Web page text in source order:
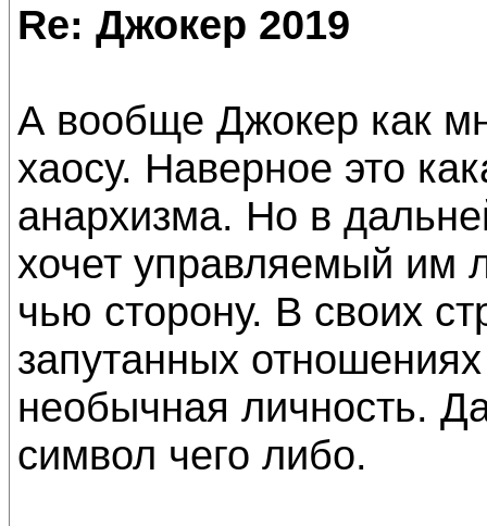
Re: Джокер 2019
А вообще Джокер как
хаосу. Наверное это
анархизма. Но в
хочет управляемый им
чью сторону. В своих
запутанных
необычная личность.
символ чего либо.